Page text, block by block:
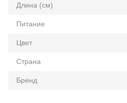
Длина (см)
Питание
Цвет
Страна
Бренд